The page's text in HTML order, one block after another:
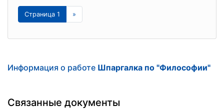
Страница 1 »
Информация о работе Шпаргалка по "Философии"
Связанные документы